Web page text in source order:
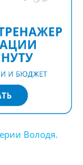
Володя.